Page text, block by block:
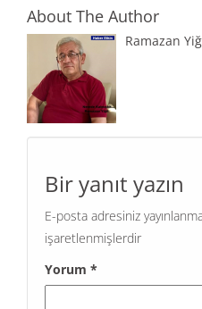
About The Author
Ramazan
Bir yanıt yazın
E-posta adresiniz
işaretlenmişlerdir
Yorum *